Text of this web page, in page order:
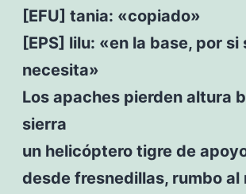
[EFU] tania: «copiado»
[EPS] lilu: «en la base, por si
necesita»
Los apaches pierden altura
sierra
un helicóptero tigre de
desde fresnedillas, rumbo al